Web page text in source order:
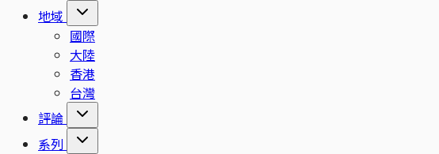
地域
國際
大陸
香港
台灣
評論
系列